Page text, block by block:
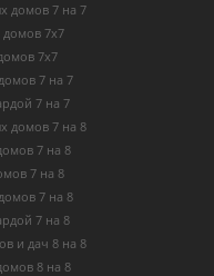
домов 7 на 7
7х7
7х7
7 на 7
7 на 7
домов 7 на 8
7 на 8
7 на 8
7 на 8
7 на 8
и дач 8 на 8
8 на 8